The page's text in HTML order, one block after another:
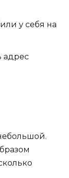
у себя на
адрес